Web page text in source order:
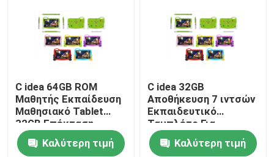
14 ιντσών Tablet PC
C idea 64GB ROM
Μαθητής Εκπαίδευση
Μαθησιακό Tablet
32GB Επέκταση
5000mAh CM78 Μπλε
Καλύτερη τιμή
C idea 32GB
Αποθήκευση 7 ιντσών
Εκπαιδευτικό
Ταμπλέτο Για
Φοιτητές Αδιάβροχη
Κουτί Γονική
Καλύτερη τιμή